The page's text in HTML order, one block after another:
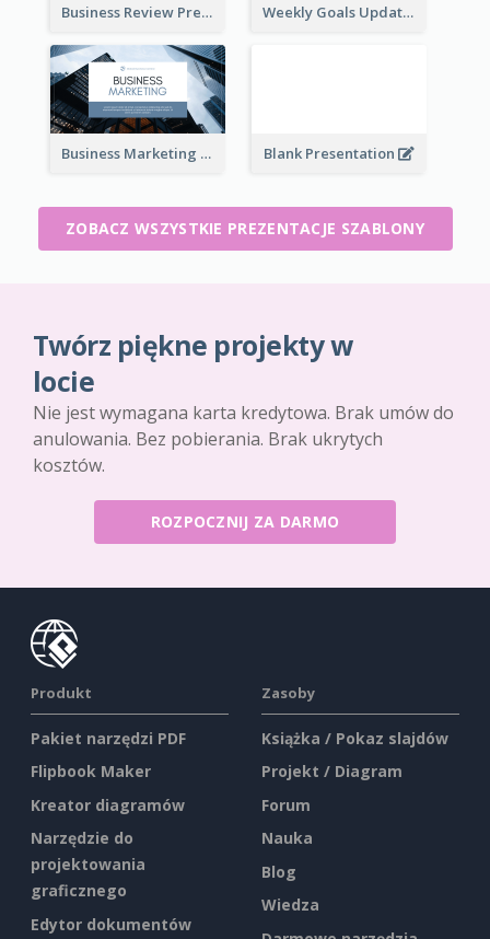
Business Review Presentations Weekly Goals Updates Presentation
Business Marketing Presentation Blank Presentation
ZOBACZ WSZYSTKIE PREZENTACJE SZABLONY
Twórz piękne projekty w
locie
Nie jest wymagana karta kredytowa. Brak umów do
anulowania. Bez pobierania. Brak ukrytych
kosztów.
ROZPOCZNIJ ZA DARMO
Produkt
Pakiet narzędzi PDF
Flipbook Maker
Kreator diagramów
Narzędzie do
projektowania
graficznego
Edytor dokumentów
Zasoby
Książka / Pokaz slajdów
Projekt / Diagram
Forum
Nauka
Blog
Wiedza